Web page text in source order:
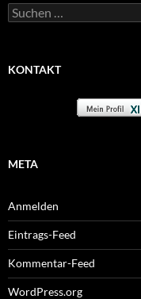
Suchen
nach:
KONTAKT
META
Anmelden
Eintrags-Feed
Kommentar-Feed
WordPress.org